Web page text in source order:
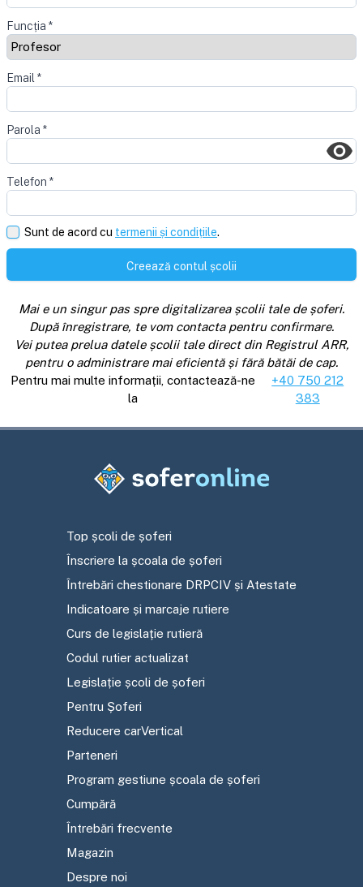
Funcția *
Email *
Parola *
Telefon *
Sunt de acord cu termenii și condițiile.
Creează contul școlii
Mai e un singur pas spre digitalizarea școlii tale de șoferi.
După înregistrare, te vom contacta pentru confirmare.
Vei putea prelua datele școlii tale direct din Registrul ARR,
pentru o administrare mai eficientă și fără bătăi de cap.
Pentru mai multe informații, contactează-ne
la
+40 750 212
383
Top școli de șoferi
Înscriere la școala de șoferi
Întrebări chestionare DRPCIV și Atestate
Indicatoare și marcaje rutiere
Curs de legislație rutieră
Codul rutier actualizat
Legislație școli de șoferi
Pentru Șoferi
Reducere carVertical
Parteneri
Program gestiune școala de șoferi
Cumpără
Întrebări frecvente
Magazin
Despre noi